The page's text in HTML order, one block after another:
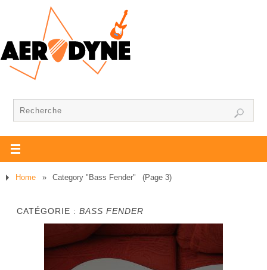
Home » Category "Bass Fender" (Page 3)
CATÉGORIE : BASS FENDER